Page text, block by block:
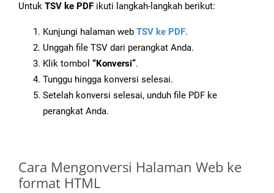
Untuk TSV ke PDF ikuti langkah-langkah berikut:
Kunjungi halaman web TSV ke PDF.
Unggah file TSV dari perangkat Anda.
Klik tombol “Konversi”.
Tunggu hingga konversi selesai.
Setelah konversi selesai, unduh file PDF ke
perangkat Anda.
Cara Mengonversi Halaman Web ke
format HTML